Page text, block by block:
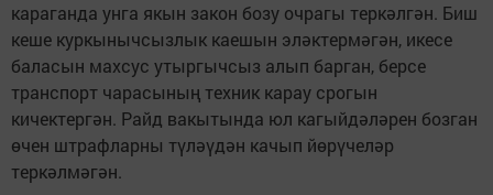
караганда унга якын закон бозу очрагы теркәлгән. Биш
кеше куркынычсызлык каешын эләктермәгән, икесе
баласын махсус утыргычсыз алып барган, берсе
транспорт чарасының техник карау срогын
кичектергән. Райд вакытында юл кагыйдәләрен бозган
өчен штрафларны түләүдән качып йөрүчеләр
теркәлмәгән.